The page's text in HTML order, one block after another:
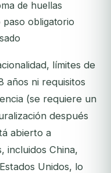
de huellas
obligatorio
límites de
años ni requisitos
(se requiere un
después
abierto a
incluidos China,
Unidos, lo